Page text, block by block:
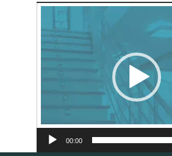
Reproductor
de
vídeo
00:00